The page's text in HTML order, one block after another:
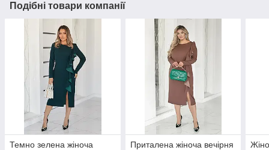
Подібні товари компанії
Темно зелена жіноча
Приталена жіноча вечірня